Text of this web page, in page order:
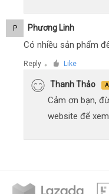
P Phương Linh
Có nhiều sản phẩm
Reply ● Like
Thanh Thảo
Cảm ơn bạn,
website để